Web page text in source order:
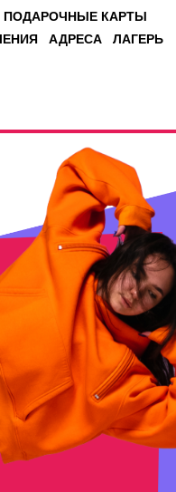
ПОДАРОЧНЫЕ КАРТЫ
ЛАГЕРЬ
АДРЕСА